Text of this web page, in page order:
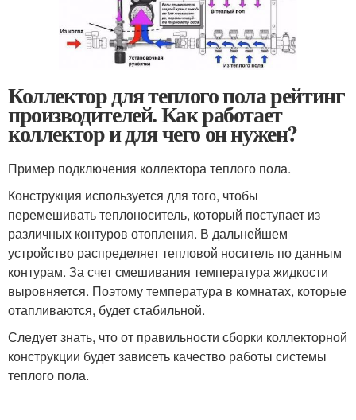
Коллектор для теплого пола рейтинг
производителей. Как работает
коллектор и для чего он нужен?
Пример подключения коллектора теплого пола.
Конструкция используется для того, чтобы
перемешивать теплоноситель, который поступает из
различных контуров отопления. В дальнейшем
устройство распределяет тепловой носитель по данным
контурам. За счет смешивания температура жидкости
выровняется. Поэтому температура в комнатах, которые
отапливаются, будет стабильной.
Следует знать, что от правильности сборки коллекторной
конструкции будет зависеть качество работы системы
теплого пола.